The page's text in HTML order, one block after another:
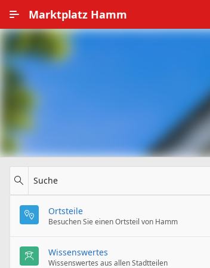
Marktplatz Hamm
Alle Ortsteile
Datenschutz
Suche
Ortsteile
Besuchen Sie einen Ortsteil von Hamm
Wissenswertes
Wissenswertes aus allen Stadtteilen